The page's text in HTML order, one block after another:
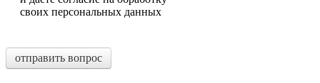
своих персональных данных
отправить вопрос